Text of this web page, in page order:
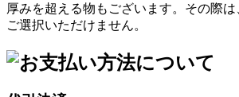
厚みを超える物もございます。その際
ご選択いただけません。